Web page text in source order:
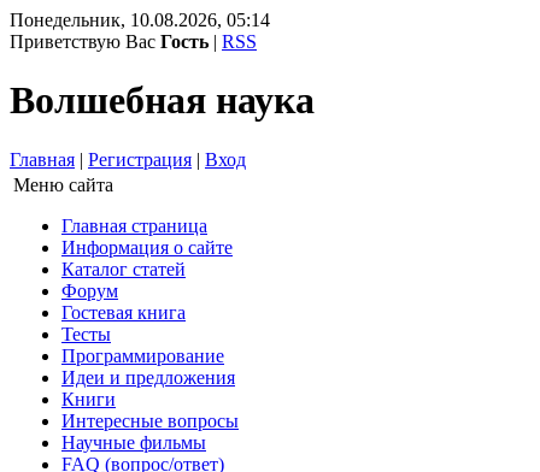
Понедельник, 10.08.2026, 05:14
Приветствую Вас Гость | RSS
Волшебная наука
Главная | Регистрация | Вход
Меню сайта
Главная страница
Информация о сайте
Каталог статей
Форум
Гостевая книга
Тесты
Программирование
Идеи и предложения
Книги
Интересные вопросы
Научные фильмы
FAQ (вопрос/ответ)